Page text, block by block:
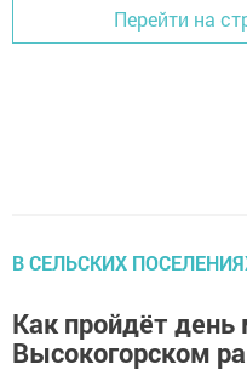
Перейти на
В СЕЛЬСКИХ
Как пройдёт
Высокогорском